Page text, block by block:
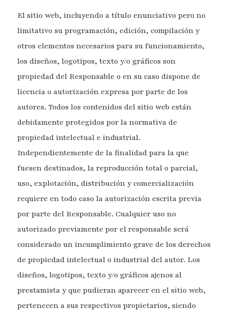
El sitio web, incluyendo a título enunciativo pero no
limitativo su programación, edición, compilación y
otros elementos necesarios para su funcionamiento,
los diseños, logotipos, texto y/o gráficos son
propiedad del Responsable o en su caso dispone de
licencia o autorización expresa por parte de los
autores. Todos los contenidos del sitio web están
debidamente protegidos por la normativa de
propiedad intelectual e industrial.
Independientemente de la finalidad para la que
fuesen destinados, la reproducción total o parcial,
uso, explotación, distribución y comercialización
requiere en todo caso la autorización escrita previa
por parte del Responsable. Cualquier uso no
autorizado previamente por el responsable será
considerado un incumplimiento grave de los derechos
de propiedad intelectual o industrial del autor. Los
diseños, logotipos, texto y/o gráficos ajenos al
prestamista y que pudieran aparecer en el sitio web,
pertenecen a sus respectivos propietarios, siendo